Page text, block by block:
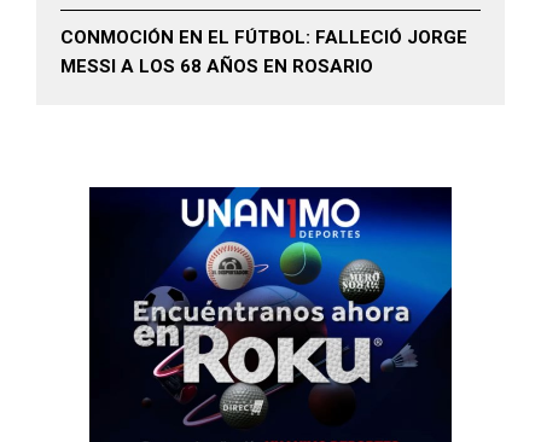
CONMOCIÓN EN EL FÚTBOL: FALLECIÓ JORGE
MESSI A LOS 68 AÑOS EN ROSARIO